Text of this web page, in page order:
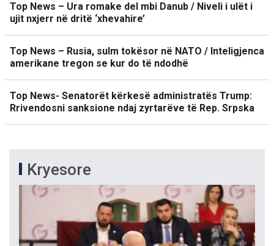
Top News – Ura romake del mbi Danub / Niveli i ulët i
ujit nxjerr në dritë ‘xhevahire’
Top News – Rusia, sulm tokësor në NATO / Inteligjenca
amerikane tregon se kur do të ndodhë
Top News- Senatorët kërkesë administratës Trump:
Rrivendosni sanksione ndaj zyrtarëve të Rep. Srpska
Kryesore